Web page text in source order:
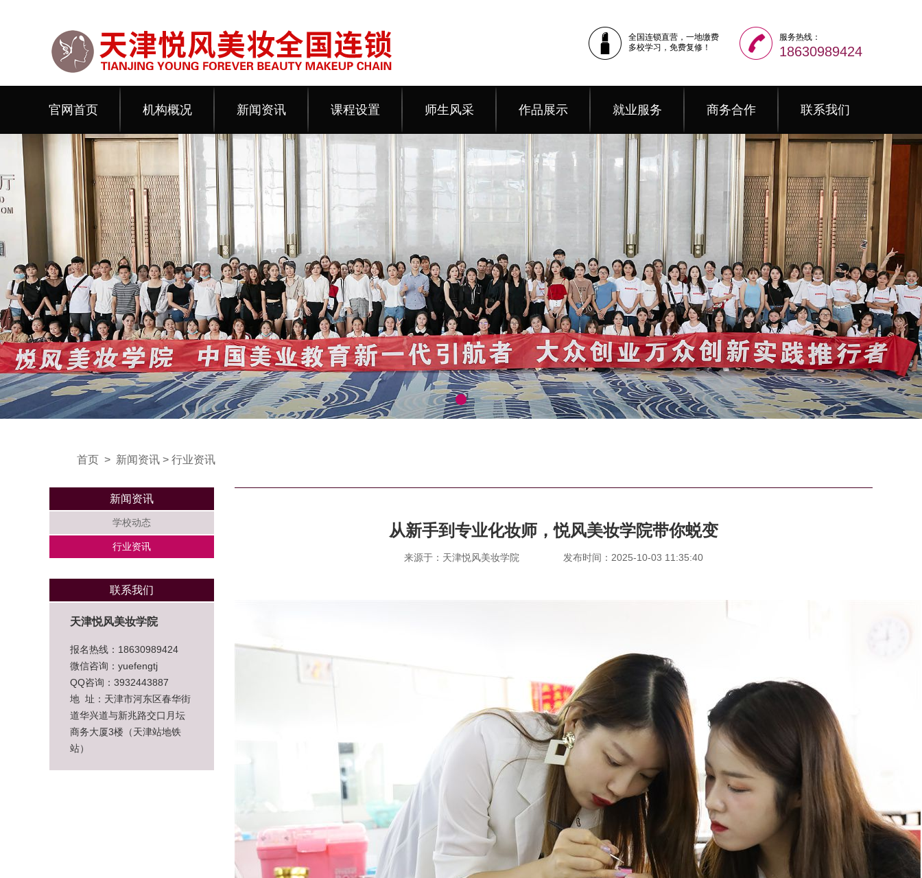
全国连锁直营，一地缴费
多校学习，免费复修！
服务热线：
18630989424
官网首页 机构概况 新闻资讯 课程设置 师生风采 作品展示 就业服务 商务合作 联系我们
首页 > 新闻资讯 > 行业资讯
新闻资讯
学校动态
行业资讯
联系我们
天津悦风美妆学院
报名热线：18630989424
微信咨询：yuefengtj
QQ咨询：3932443887
地 址：天津市河东区春华街
道华兴道与新兆路交口月坛
商务大厦3楼（天津站地铁
站）
从新手到专业化妆师，悦风美妆学院带你蜕变
来源于：天津悦风美妆学院 发布时间：2025-10-03 11:35:40